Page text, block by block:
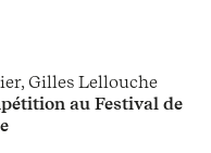
Gilles Lellouche
au Festival de